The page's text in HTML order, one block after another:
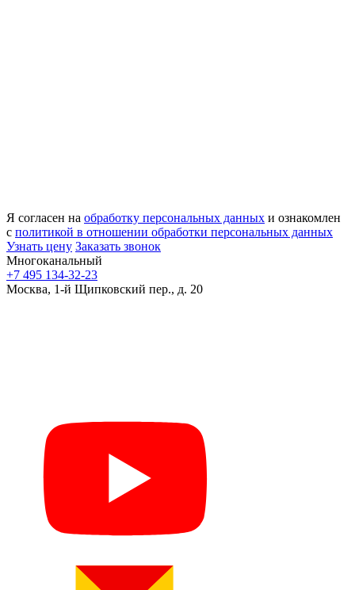
Я согласен на обработку персональных данных и ознакомлен
с политикой в отношении обработки персональных данных
Узнать цену Заказать звонок
Многоканальный
+7 495 134-32-23
Москва, 1-й Щипковский пер., д. 20